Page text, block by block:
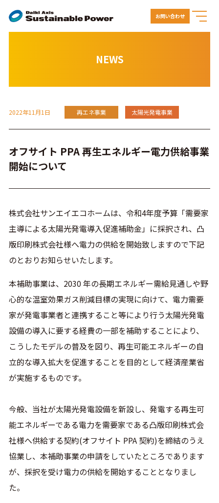
お問い合わせ
NEWS
2022年11月1日 再エネ事業 太陽光発電事業
オフサイト PPA 再生エネルギー電力供給事業
開始について
株式会社サンエイエコホームは、令和4年度予算「需要家
主導による太陽光発電導入促進補助金」に採択され、凸
版印刷株式会社様へ電力の供給を開始致しますので下記
のとおりお知らせいたします。
本補助事業は、2030 年の長期エネルギー需給見通しや野
心的な温室効果ガス削減目標の実現に向けて、電力需要
家が発電事業者と連携すること等により行う太陽光発電
設備の導入に要する経費の一部を補助することにより、
こうしたモデルの普及を図り、再生可能エネルギーの自
立的な導入拡大を促進することを目的として経済産業省
が実施するものです。
今般、当社が太陽光発電設備を新設し、発電する再生可
能エネルギーである電力を需要家である凸版印刷株式会
社様へ供給する契約(オフサイト PPA 契約)を締結のうえ
協業し、本補助事業の申請をしていたところであります
が、採択を受け電力の供給を開始することとなりまし
た。